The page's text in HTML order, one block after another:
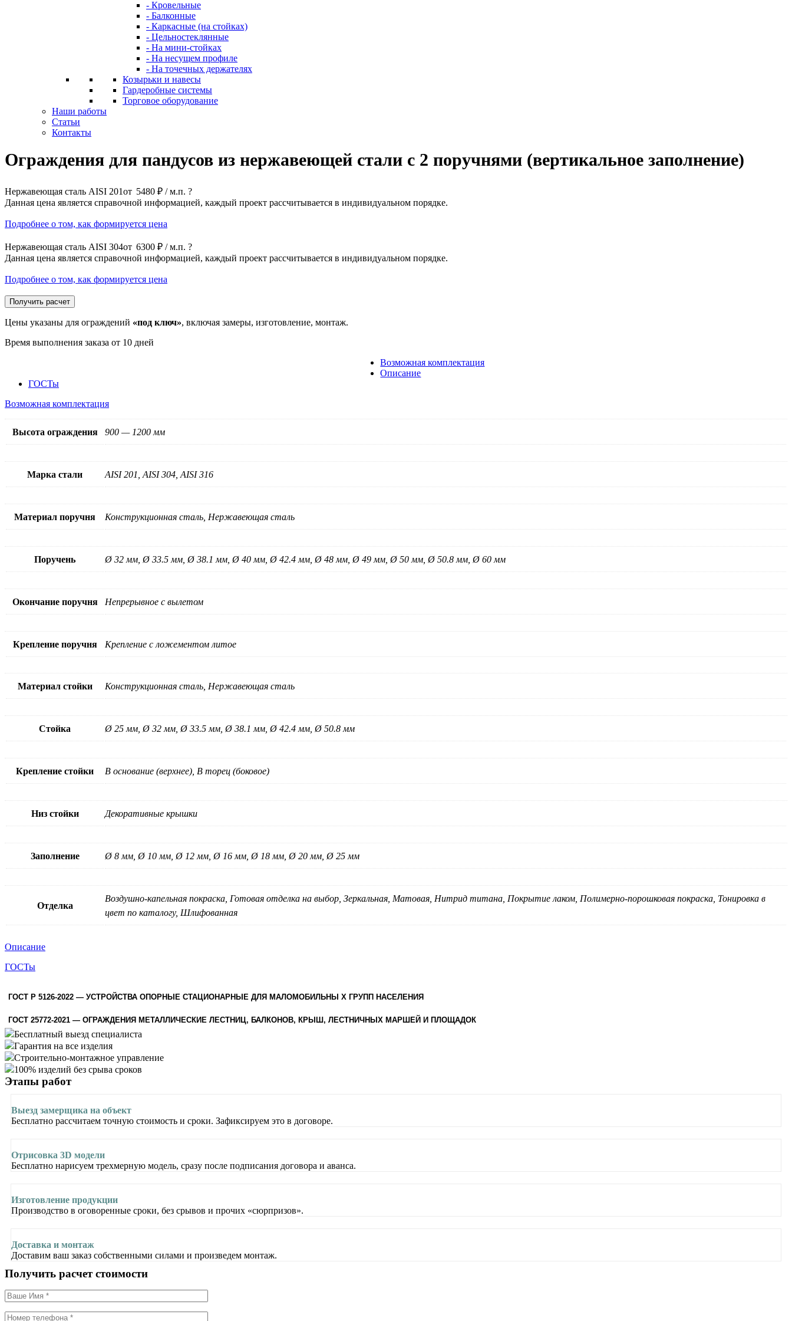
- Кровельные
- Балконные
- Каркасные (на стойках)
- Цельностеклянные
- На мини-стойках
- На несущем профиле
- На точечных держателях
Козырьки и навесы
Гардеробные системы
Торговое оборудование
Наши работы
Статьи
Контакты
Ограждения для пандусов из нержавеющей стали с 2 поручнями (вертикальное заполнение)
Нержавеющая сталь AISI 201от 5480 ₽ / м.п. ?
Данная цена является справочной информацией, каждый проект рассчитывается в индивидуальном порядке.
Подробнее о том, как формируется цена
Нержавеющая сталь AISI 304от 6300 ₽ / м.п. ?
Данная цена является справочной информацией, каждый проект рассчитывается в индивидуальном порядке.
Подробнее о том, как формируется цена
Получить расчет
Цены указаны для ограждений «под ключ», включая замеры, изготовление, монтаж.
Время выполнения заказа от 10 дней
Возможная комплектация
Описание
ГОСТы
Возможная комплектация
Высота ограждения 900 — 1200 мм
Марка стали AISI 201, AISI 304, AISI 316
Материал поручня Конструкционная сталь, Нержавеющая сталь
Поручень Ø 32 мм, Ø 33.5 мм, Ø 38.1 мм, Ø 40 мм, Ø 42.4 мм, Ø 48 мм, Ø 49 мм, Ø 50 мм, Ø 50.8 мм, Ø 60 мм
Окончание поручня Непрерывное с вылетом
Крепление поручня Крепление с ложементом литое
Материал стойки Конструкционная сталь, Нержавеющая сталь
Стойка Ø 25 мм, Ø 32 мм, Ø 33.5 мм, Ø 38.1 мм, Ø 42.4 мм, Ø 50.8 мм
Крепление стойки В основание (верхнее), В торец (боковое)
Низ стойки Декоративные крышки
Заполнение Ø 8 мм, Ø 10 мм, Ø 12 мм, Ø 16 мм, Ø 18 мм, Ø 20 мм, Ø 25 мм
Отделка
Воздушно-капельная покраска, Готовая отделка на выбор, Зеркальная, Матовая, Нитрид титана, Покрытие лаком, Полимерно-порошковая покраска, Тонировка в
цвет по каталогу, Шлифованная
Описание
ГОСТы
ГОСТ Р 5126-2022 — УСТРОЙСТВА ОПОРНЫЕ СТАЦИОНАРНЫЕ ДЛЯ МАЛОМОБИЛЬНЫ Х ГРУПП НАСЕЛЕНИЯ
ГОСТ 25772-2021 — ОГРАЖДЕНИЯ МЕТАЛЛИЧЕСКИЕ ЛЕСТНИЦ, БАЛКОНОВ, КРЫШ, ЛЕСТНИЧНЫХ МАРШЕЙ И ПЛОЩАДОК
Бесплатный выезд специалиста
Гарантия на все изделия
Строительно-монтажное управление
100% изделий без срыва сроков
Этапы работ
Выезд замерщика на объект
Бесплатно рассчитаем точную стоимость и сроки. Зафиксируем это в договоре.
Отрисовка 3D модели
Бесплатно нарисуем трехмерную модель, сразу после подписания договора и аванса.
Изготовление продукции
Производство в оговоренные сроки, без срывов и прочих «сюрпризов».
Доставка и монтаж
Доставим ваш заказ собственными силами и произведем монтаж.
Получить расчетстоимости